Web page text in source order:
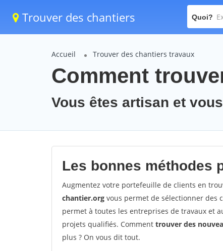
Trouver des chantiers Quoi?
Accueil Trouver des chantiers travaux
Comment
Vous êtes artisan et
Les bonnes méthodes
Augmentez votre portefeuille de clients en
chantier.org vous permet de sélectionner des
permet à toutes les entreprises de travaux et
projets qualifiés. Comment trouver des
plus ? On vous dit tout.